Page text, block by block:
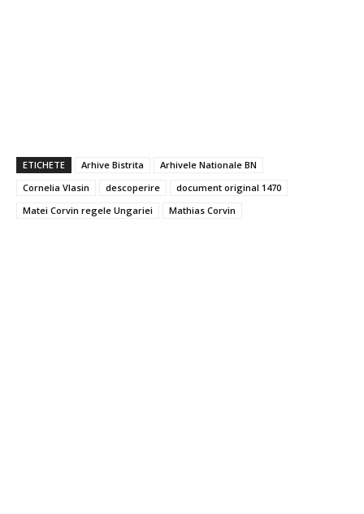
ETICHETE Arhive Bistrita
Arhivele Nationale BN
Cornelia Vlasin
descoperire
document original 1470
Matei Corvin regele Ungariei
Mathias Corvin